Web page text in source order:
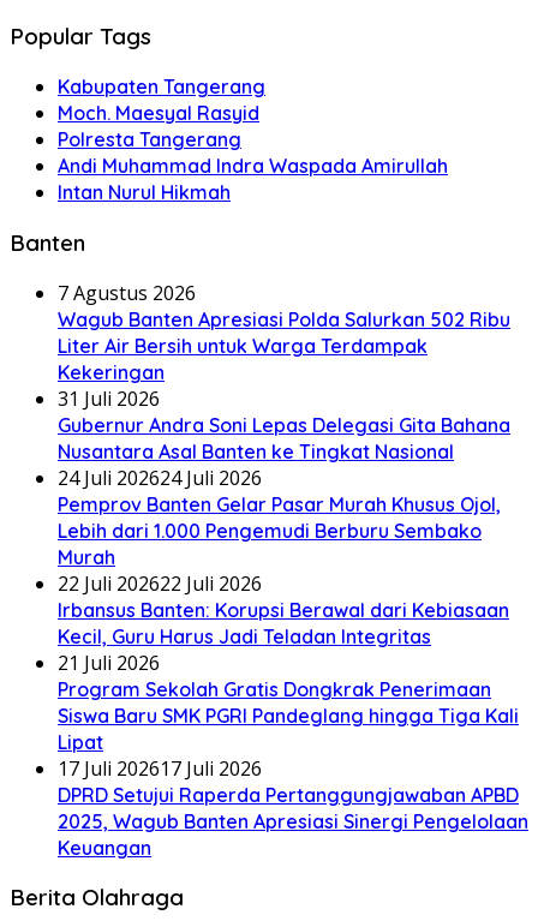
Popular Tags
Kabupaten Tangerang
Moch. Maesyal Rasyid
Polresta Tangerang
Andi Muhammad Indra Waspada Amirullah
Intan Nurul Hikmah
Banten
7 Agustus 2026
Wagub Banten Apresiasi Polda Salurkan 502 Ribu
Liter Air Bersih untuk Warga Terdampak
Kekeringan
31 Juli 2026
Gubernur Andra Soni Lepas Delegasi Gita Bahana
Nusantara Asal Banten ke Tingkat Nasional
24 Juli 202624 Juli 2026
Pemprov Banten Gelar Pasar Murah Khusus Ojol,
Lebih dari 1.000 Pengemudi Berburu Sembako
Murah
22 Juli 202622 Juli 2026
Irbansus Banten: Korupsi Berawal dari Kebiasaan
Kecil, Guru Harus Jadi Teladan Integritas
21 Juli 2026
Program Sekolah Gratis Dongkrak Penerimaan
Siswa Baru SMK PGRI Pandeglang hingga Tiga Kali
Lipat
17 Juli 202617 Juli 2026
DPRD Setujui Raperda Pertanggungjawaban APBD
2025, Wagub Banten Apresiasi Sinergi Pengelolaan
Keuangan
Berita Olahraga